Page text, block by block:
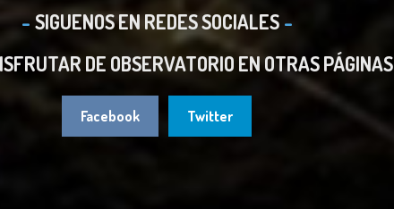
SIGUENOS EN REDES SOCIALES
DE OBSERVATORIO EN OTRAS PÁGINAS
Facebook Twitter